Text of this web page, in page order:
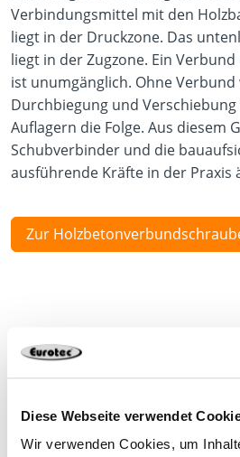
Diese Webseite verwendet
Wir verwenden Cookies, um
Verbindungsmittel mit den
liegt in der Druckzone. Das
liegt in der Zugzone. Ein
ist unumgänglich. Ohne Verbund
Durchbiegung und
Auflagern die Folge. Aus diesem
Schubverbinder und die
ausführende Kräfte in der Praxis
Zur